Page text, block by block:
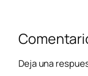
Deja una